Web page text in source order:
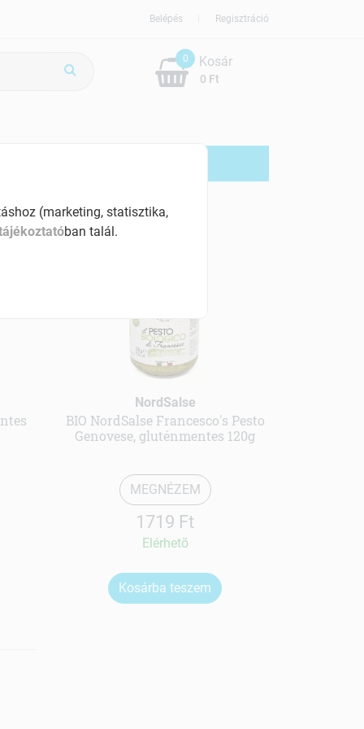
Regisztráció
Belépés
0
0 Ft
Kosár
NordSalse
BIO NordSalse Francesco's Pesto
Genovese, gluténmentes 120g
MEGNÉZEM
1719 Ft
Elérhetõ
Kosárba teszem
(marketing, statisztika,
ban talál.